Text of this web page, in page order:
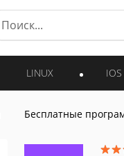
LINUX IOS
Бесплатные